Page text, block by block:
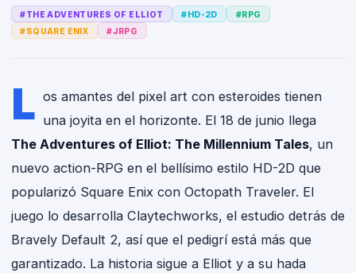
#THE ADVENTURES OF ELLIOT #HD-2D #RPG
#SQUARE ENIX #JRPG
L os amantes del pixel art con esteroides tienen
una joyita en el horizonte. El 18 de junio llega
The Adventures of Elliot: The Millennium Tales, un
nuevo action-RPG en el bellísimo estilo HD-2D que
popularizó Square Enix con Octopath Traveler. El
juego lo desarrolla Claytechworks, el estudio detrás de
Bravely Default 2, así que el pedigrí está más que
garantizado. La historia sigue a Elliot y a su hada